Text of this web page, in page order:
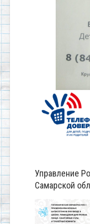
Управление
Самарской